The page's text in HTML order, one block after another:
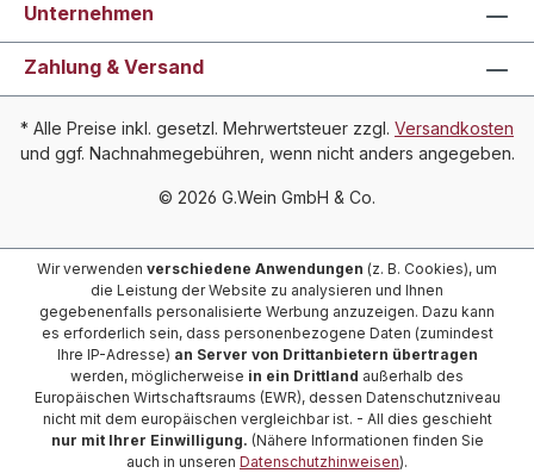
Unternehmen
Zahlung & Versand
* Alle Preise inkl. gesetzl. Mehrwertsteuer zzgl. Versandkosten
und ggf. Nachnahmegebühren, wenn nicht anders angegeben.
© 2026 G.Wein GmbH & Co.
Wir verwenden verschiedene Anwendungen (z. B. Cookies), um
die Leistung der Website zu analysieren und Ihnen
gegebenenfalls personalisierte Werbung anzuzeigen. Dazu kann
es erforderlich sein, dass personenbezogene Daten (zumindest
Ihre IP-Adresse) an Server von Drittanbietern übertragen
werden, möglicherweise in ein Drittland außerhalb des
Europäischen Wirtschaftsraums (EWR), dessen Datenschutzniveau
nicht mit dem europäischen vergleichbar ist. - All dies geschieht
nur mit Ihrer Einwilligung. (Nähere Informationen finden Sie
auch in unseren Datenschutzhinweisen).